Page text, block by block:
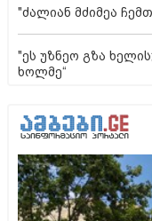
"ძალიან მძიმეა
"ეს უზნეო გზა
ხოლმე“